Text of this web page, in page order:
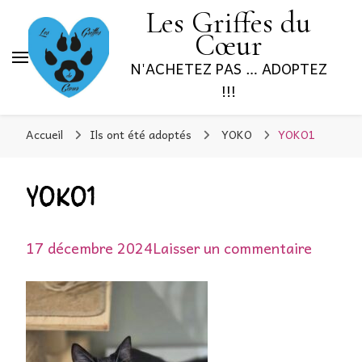
Les Griffes du
Cœur
N'ACHETEZ PAS … ADOPTEZ
!!!
Accueil Ils ont été adoptés YOKO YOKO1
YOKO1
17 décembre 2024Laisser un commentaire